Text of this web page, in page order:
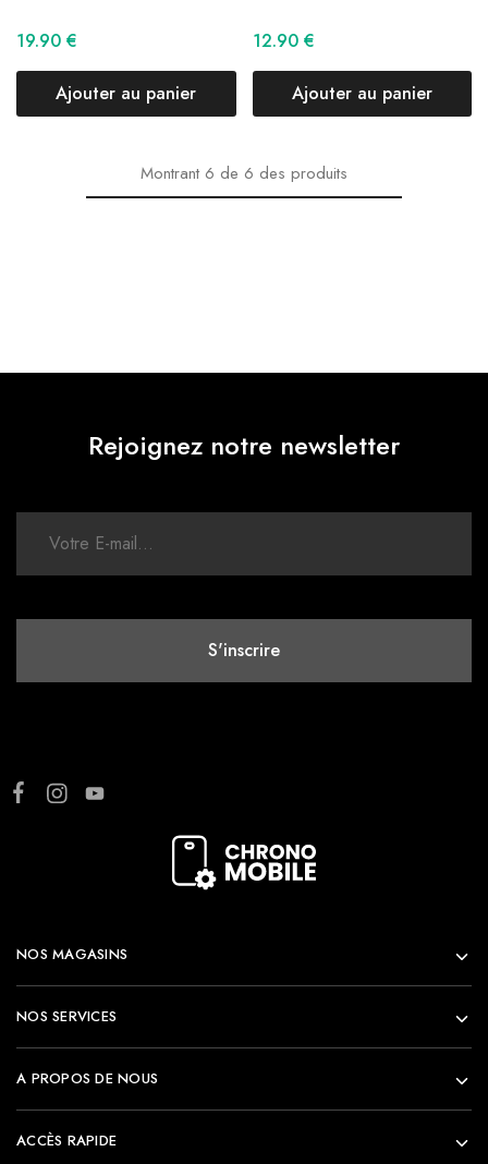
19.90 €
Ajouter au panier
12.90 €
Ajouter au panier
Montrant 6 de 6 des produits
Rejoignez notre newsletter
NOS MAGASINS
NOS SERVICES
A PROPOS DE NOUS
ACCÈS RAPIDE